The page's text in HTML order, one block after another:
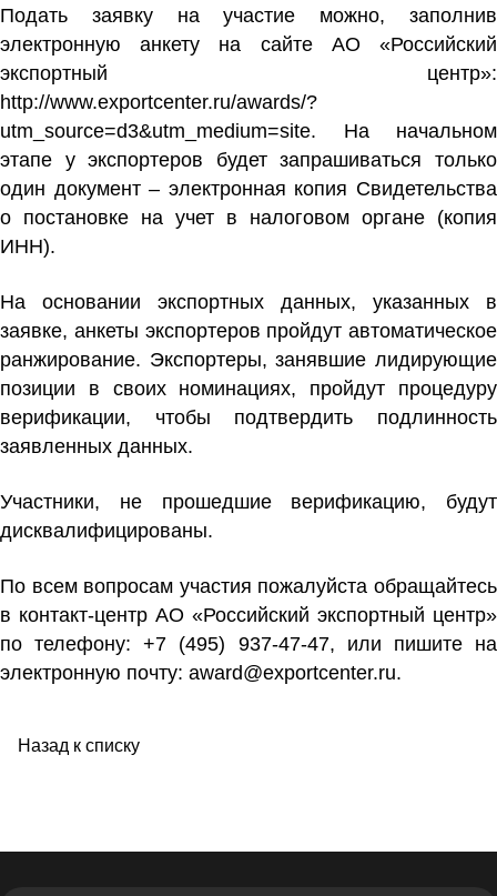
Подать заявку на участие можно, заполнив
электронную анкету на сайте АО «Российский
экспортный центр»:
http://www.exportcenter.ru/awards/?
utm_source=d3&utm_medium=site. На начальном
этапе у экспортеров будет запрашиваться только
один документ – электронная копия Свидетельства
о постановке на учет в налоговом органе (копия
ИНН).
На основании экспортных данных, указанных в
заявке, анкеты экспортеров пройдут автоматическое
ранжирование. Экспортеры, занявшие лидирующие
позиции в своих номинациях, пройдут процедуру
верификации, чтобы подтвердить подлинность
заявленных данных.
Участники, не прошедшие верификацию, будут
дисквалифицированы.
По всем вопросам участия пожалуйста обращайтесь
в контакт-центр АО «Российский экспортный центр»
по телефону: +7 (495) 937-47-47, или пишите на
электронную почту: award@exportcenter.ru.
Назад к списку